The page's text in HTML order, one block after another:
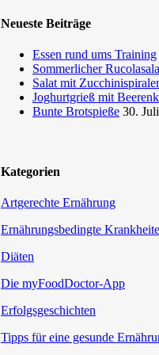
Neueste Beiträge
Essen rund ums Training
Sommerlicher
Salat mit
Joghurtgrieß mit
Bunte Brotspieße 30.
Kategorien
Artgerechte Ernährung
Ernährungsbedingte
Diäten
Die myFoodDoctor-App
Erfolgsgeschichten
Tipps für eine gesunde